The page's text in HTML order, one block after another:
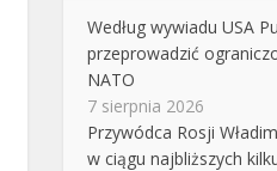
Według wywiadu USA
przeprowadzić
NATO
7 sierpnia 2026
Przywódca Rosji
w ciągu najbliższych